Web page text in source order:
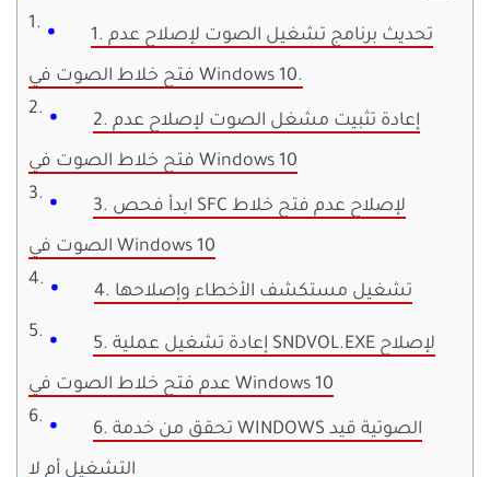
1. تحديث برنامج تشغيل الصوت لإصلاح عدم
فتح خلاط الصوت في Windows 10.
2. إعادة تثبيت مشغل الصوت لإصلاح عدم
فتح خلاط الصوت في Windows 10
3. ابدأ فحص SFC لإصلاح عدم فتح خلاط
الصوت في Windows 10
4. تشغيل مستكشف الأخطاء وإصلاحها
5. إعادة تشغيل عملية SNDVOL.EXE لإصلاح
عدم فتح خلاط الصوت في Windows 10
6. تحقق من خدمة WINDOWS الصوتية قيد
التشغيل أم لا